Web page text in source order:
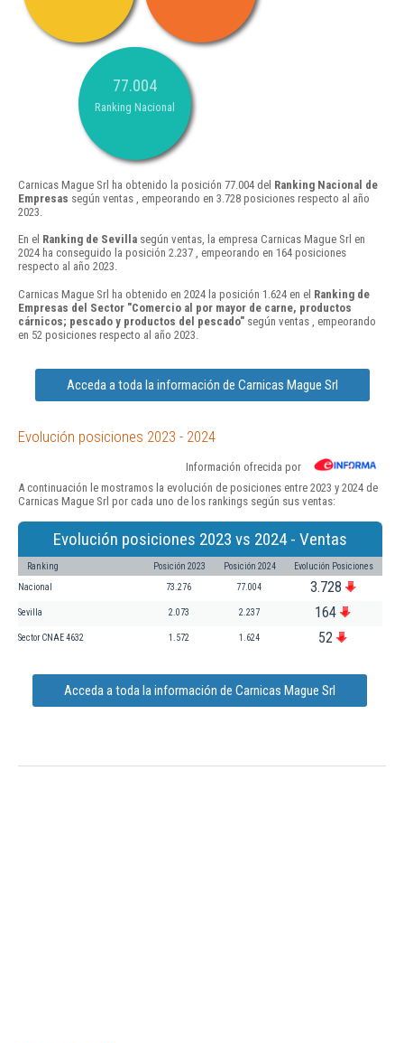
77.004
Ranking Nacional
Carnicas Mague Srl ha obtenido la posición 77.004 del Ranking Nacional de
Empresas según ventas , empeorando en 3.728 posiciones respecto al año
2023.
En el Ranking de Sevilla según ventas, la empresa Carnicas Mague Srl en
2024 ha conseguido la posición 2.237 , empeorando en 164 posiciones
respecto al año 2023.
Carnicas Mague Srl ha obtenido en 2024 la posición 1.624 en el Ranking de
Empresas del Sector "Comercio al por mayor de carne, productos
cárnicos; pescado y productos del pescado" según ventas , empeorando
en 52 posiciones respecto al año 2023.
Acceda a toda la información de Carnicas Mague Srl
Evolución posiciones 2023 - 2024
Información ofrecida por
A continuación le mostramos la evolución de posiciones entre 2023 y 2024 de
Carnicas Mague Srl por cada uno de los rankings según sus ventas:
Evolución posiciones 2023 vs 2024 - Ventas
Ranking Posición 2023 Posición 2024 Evolución Posiciones
Nacional 73.276 77.004 3.728
Sevilla 2.073 2.237 164
Sector CNAE 4632 1.572 1.624 52
Acceda a toda la información de Carnicas Mague Srl